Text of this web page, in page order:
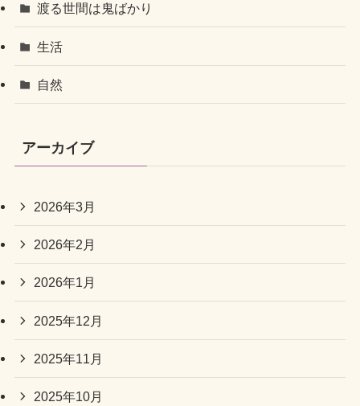
渡る世間は鬼ばかり
生活
自然
アーカイブ
2026年3月
2026年2月
2026年1月
2025年12月
2025年11月
2025年10月